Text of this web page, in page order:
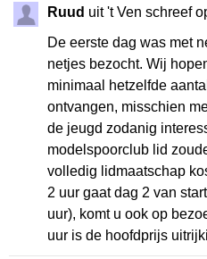
Ruud uit 't Ven schreef
De eerste dag was met
netjes bezocht. Wij
minimaal hetzelfde
ontvangen, misschien
de jeugd zodanig
modelspoorclub lid
volledig lidmaatschap
2 uur gaat dag 2 van
uur), komt u ook op
uur is de hoofdprijs